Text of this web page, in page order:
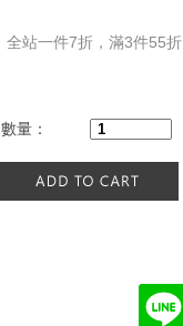
全站一件7折，滿3件55折
數量：